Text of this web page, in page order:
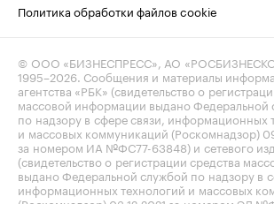
Политика обработки файлов cookie
© ООО «БИЗНЕСПРЕСС», АО
1995–2026 . Сообщения и материалы
агентства «РБК» (свидетельство о
массовой информации выдано Федеральной
по надзору в сфере связи, информационных
и массовых коммуникаций (Роскомнадзор)
за номером ИА №ФС77-63848) и сетевого
(свидетельство о регистрации средства
выдано Федеральной службой по надзору в
информационных технологий и массовых